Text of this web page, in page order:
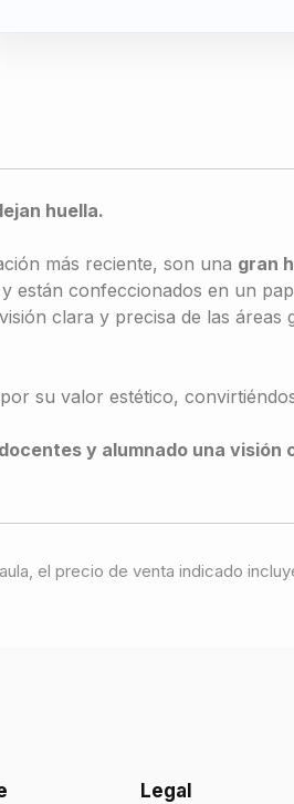
huella.
más reciente, son una gran
están confeccionados en un
clara y precisa de las áreas
su valor estético,
y alumnado una
el precio de venta indicado
Legal